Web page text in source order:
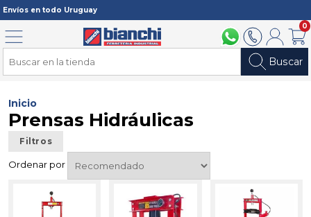
Envíos en todo Uruguay
094 211 1122902 2902Mi cuenta
0
Buscar
Menú
Inicio
Prensas Hidráulicas
Filtros
Ordenar por